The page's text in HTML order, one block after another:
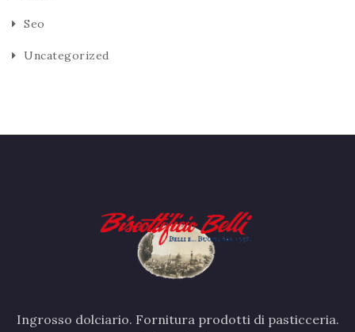
Seo
Uncategorized
Ingrosso dolciario. Fornitura prodotti di pasticceria.